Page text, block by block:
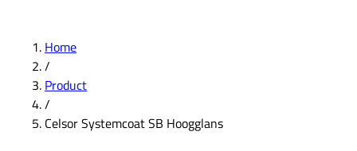
Home
/
Product
/
Celsor Systemcoat SB Hoogglans